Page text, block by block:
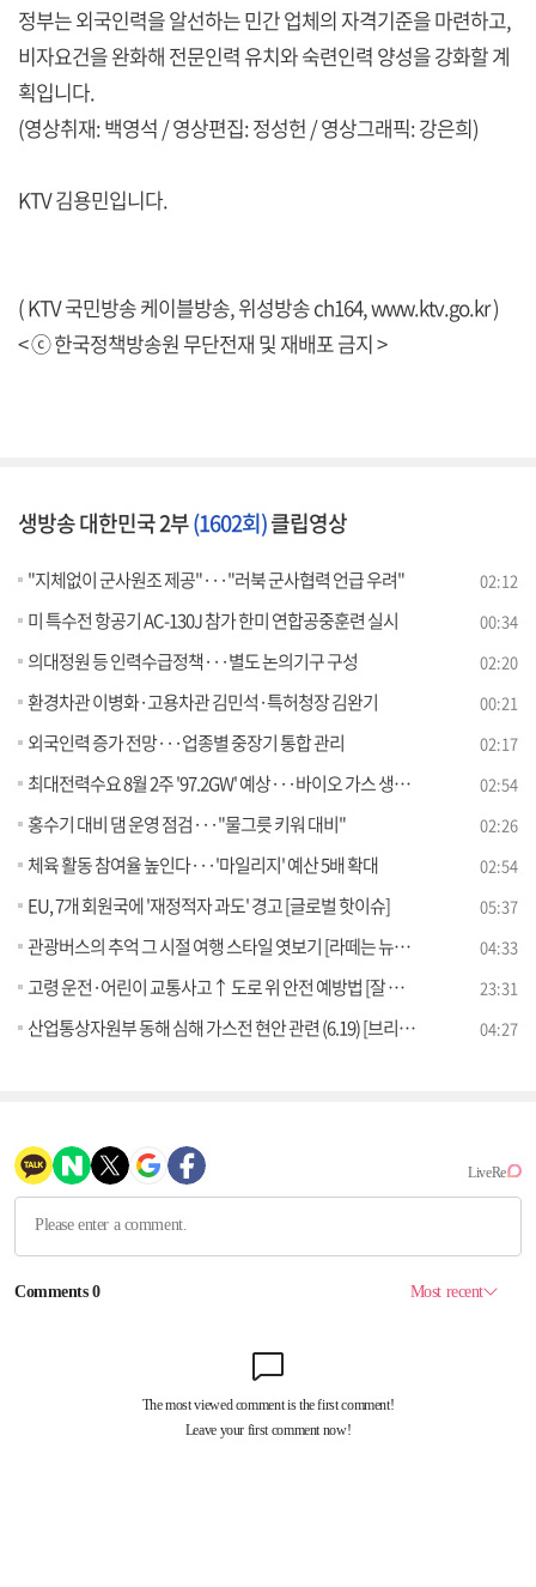
정부는 외국인력을 알선하는 민간 업체의 자격기준을 마련하고,
비자요건을 완화해 전문인력 유치와 숙련인력 양성을 강화할 계
획입니다.
(영상취재: 백영석 / 영상편집: 정성헌 / 영상그래픽: 강은희)
KTV 김용민입니다.
( KTV 국민방송 케이블방송, 위성방송 ch164,www.ktv.go.kr)
< ⓒ 한국정책방송원 무단전재 및 재배포 금지 >
생방송 대한민국 2부(1602회)클립영상
"지체없이 군사원조 제공"···"러북 군사협력 언급 우려" 02:12
미 특수전 항공기 AC-130J 참가 한미 연합공중훈련 실시 00:34
의대정원 등 인력수급정책···별도 논의기구 구성 02:20
환경차관 이병화·고용차관 김민석·특허청장 김완기 00:21
외국인력 증가 전망···업종별 중장기 통합 관리 02:17
최대전력수요 8월 2주 '97.2GW' 예상···바이오 가스 생산 확대 02:54
홍수기 대비 댐 운영 점검···"물그릇 키워 대비" 02:26
체육 활동 참여율 높인다···'마일리지' 예산 5배 확대 02:54
EU, 7개 회원국에 '재정적자 과도' 경고 [글로벌 핫이슈] 05:37
관광버스의 추억 그 시절 여행 스타일 엿보기 [라떼는 뉴우스] 04:33
고령 운전·어린이 교통사고↑ 도로 위 안전 예방법 [잘 사는 법] 23:31
산업통상자원부 동해 심해 가스전 현안 관련 (6.19) [브리핑 인사이트] 04:27